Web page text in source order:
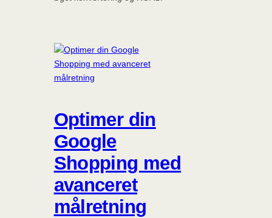
Optimer din
Google
Shopping med
avanceret
målretning